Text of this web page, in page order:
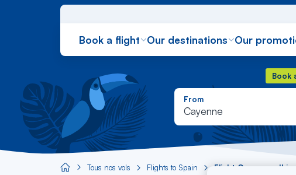
Book a flight Our destinations Our
Book
Book
From
Cayenne
Aircaraibes.com
Tous nos vols Flights to Spain Flight Cayenne - Ibiza